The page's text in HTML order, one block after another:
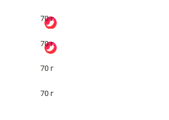
70 г
70 г
70 г
70 г